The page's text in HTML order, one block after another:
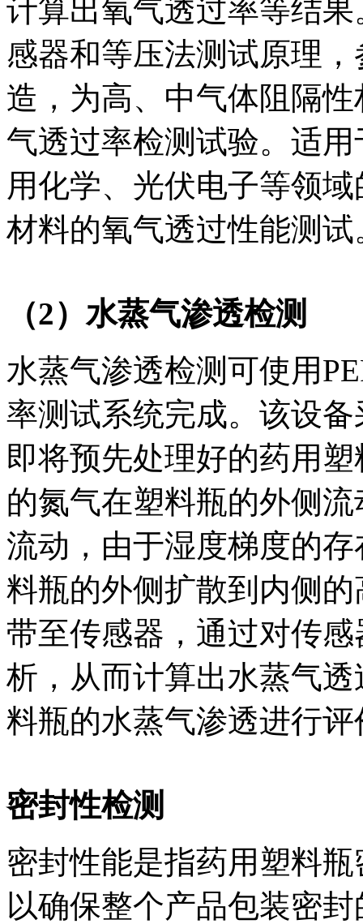
计算出氧气透过率等结
感器和等压法测试原理
造，为高、中气体阻隔
气透过率检测试验。适
用化学、光伏电子等领
材料的氧气透过性能测试
（2）水蒸气渗透检测
水蒸气渗透检测可使用
率测试系统完成。该设
即将预先处理好的药用
的氮气在塑料瓶的外侧
流动，由于湿度梯度的
料瓶的外侧扩散到内侧
带至传感器，通过对传
析，从而计算出水蒸气
料瓶的水蒸气渗透进行评
密封性检测
密封性能是指药用塑料
以确保整个产品包装密